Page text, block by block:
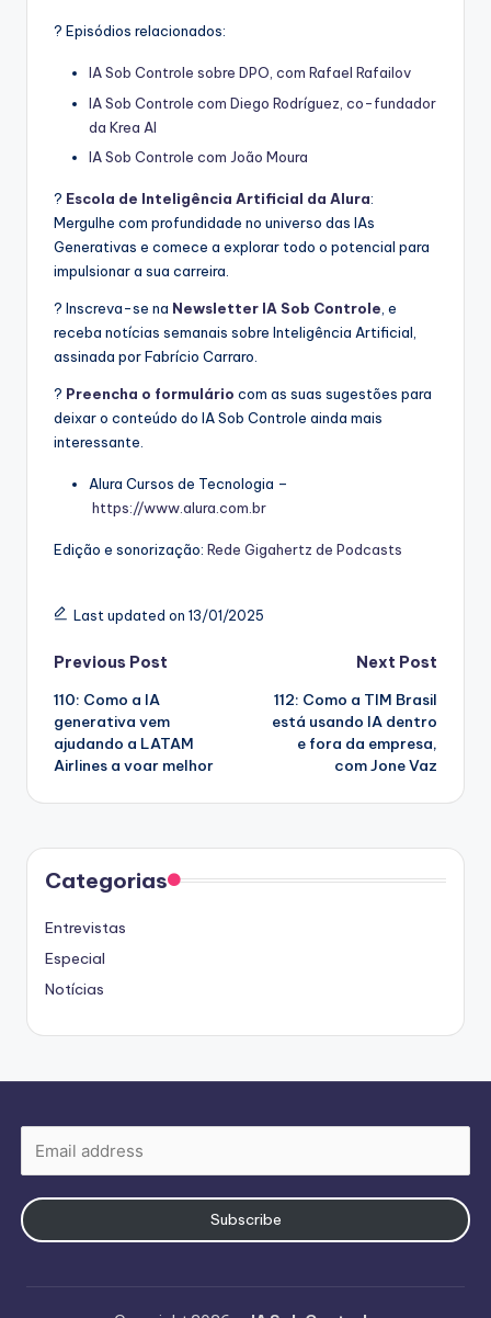
? Episódios relacionados:
IA Sob Controle sobre DPO, com Rafael Rafailov
IA Sob Controle com Diego Rodríguez, co-fundador
da Krea AI
IA Sob Controle com João Moura
? Escola de Inteligência Artificial da Alura:
Mergulhe com profundidade no universo das IAs
Generativas e comece a explorar todo o potencial para
impulsionar a sua carreira.
? Inscreva-se na Newsletter IA Sob Controle , e
receba notícias semanais sobre Inteligência Artificial,
assinada por Fabrício Carraro.
? Preencha o formulário com as suas sugestões para
deixar o conteúdo do IA Sob Controle ainda mais
interessante.
Alura Cursos de Tecnologia –
https://www.alura.com.br
Edição e sonorização: Rede Gigahertz de Podcasts
Last updated on 13/01/2025
Post
navigation
Previous Post
110: Como a IA
generativa vem
ajudando a LATAM
Airlines a voar melhor
Next Post
112: Como a TIM Brasil
está usando IA dentro
e fora da empresa,
com Jone Vaz
Categorias
Entrevistas
Especial
Notícias
Subscribe